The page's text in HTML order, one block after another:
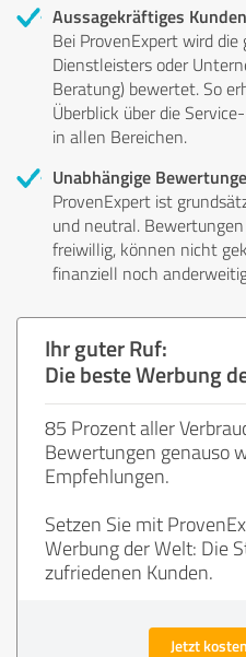
Aussagekräftiges
Bei ProvenExpert wird
Dienstleisters oder
Beratung) bewertet. So
Überblick über die
in allen Bereichen.
Unabhängige
ProvenExpert ist
und neutral.
freiwillig, können nicht
finanziell noch
Ihr guter Ruf:
Die beste Werbung
85 Prozent aller
Bewertungen genauso
Empfehlungen.
Setzen Sie mit
Werbung der Welt: Die
zufriedenen Kunden.
Jetzt